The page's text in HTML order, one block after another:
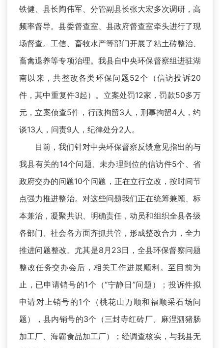
铁健、县长陶伟军、分管副县长张大宏多次调研，高
频率督导。县委督查室、县政府督查室牵头进行了现
场督查。工信、畜牧水产等部门开展了粘土砖整治、
畜禽退养等专项治理。我县自中央环保督察组进驻湖
南以来，共整改各类环保问题52个（信访投诉20
件，其中重复件3起）。立案处罚12家，罚款50多万
元，立案侦查5件，行政拘留3人，刑事拘留4人，约
谈13人，问责9人，纪律处分2人。
目前，我们针对中央环保督察反馈意见指出的与
我县有关的14个问题、未办理到位的信访件5个、省
政府交办的问题10个问题，正在立行立改，按时间节
点强力推进整治。对这些问题我们正在统筹兼顾、标
本兼治，凝聚共识、明确责任，动员和组织全县各级
各部门、社会各方面齐抓共管，形成整改合力，全力
推进问题整改。尤其是8月23日，全县环保督察问题
整改任务交办会后，相关工作进展顺利。至目前为
止，已申请销号的1个（“宁静日”问题）；投诉件拟
申请对上销号的1个（桃花山万顺和福顺采石场问
题），县内销号的3个（三封寺红砖厂、麻浬泗猪肠
加工厂、海霸食品加工厂）；经调查核实，与我县无